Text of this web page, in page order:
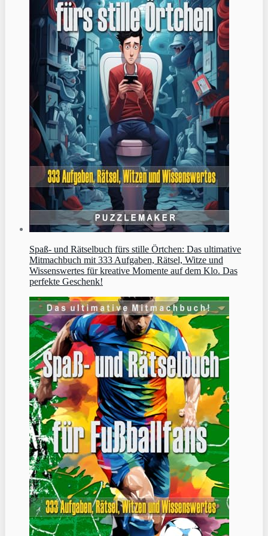
Spaß- und Rätselbuch fürs stille Örtchen: Das ultimative
Mitmachbuch mit 333 Aufgaben, Rätsel, Witze und
Wissenswertes für kreative Momente auf dem Klo. Das
perfekte Geschenk!